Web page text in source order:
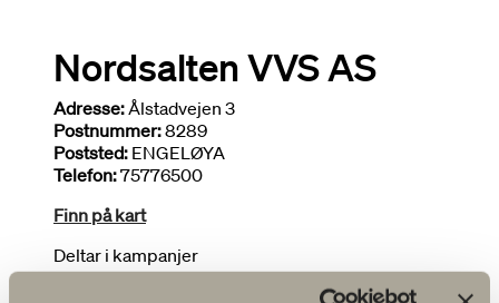
Nordsalten VVS AS
Adresse:Ålstadvejen 3
Postnummer:8289
Poststed: ENGELØYA
Telefon:75776500
Finn på kart
Deltar i kampanjer
Installatør